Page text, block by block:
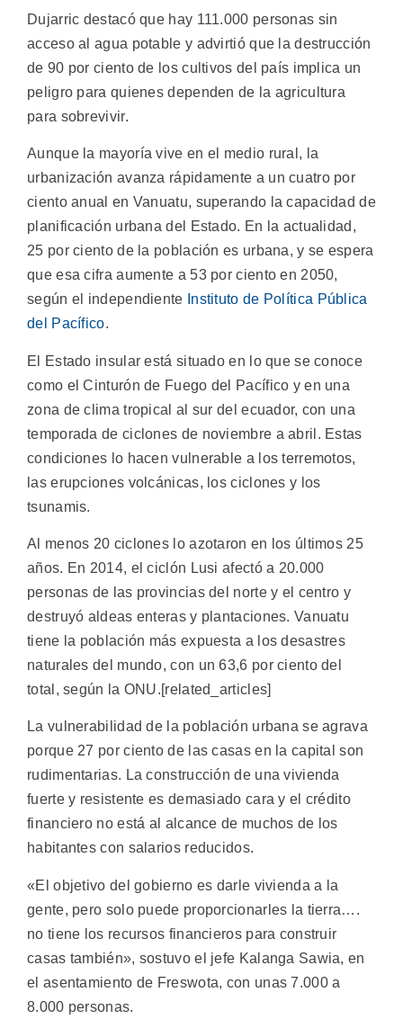
Dujarric destacó que hay 111.000 personas sin
acceso al agua potable y advirtió que la destrucción
de 90 por ciento de los cultivos del país implica un
peligro para quienes dependen de la agricultura
para sobrevivir.
Aunque la mayoría vive en el medio rural, la
urbanización avanza rápidamente a un cuatro por
ciento anual en Vanuatu, superando la capacidad de
planificación urbana del Estado. En la actualidad,
25 por ciento de la población es urbana, y se espera
que esa cifra aumente a 53 por ciento en 2050,
según el independiente Instituto de Política Pública
del Pacífico.
El Estado insular está situado en lo que se conoce
como el Cinturón de Fuego del Pacífico y en una
zona de clima tropical al sur del ecuador, con una
temporada de ciclones de noviembre a abril. Estas
condiciones lo hacen vulnerable a los terremotos,
las erupciones volcánicas, los ciclones y los
tsunamis.
Al menos 20 ciclones lo azotaron en los últimos 25
años. En 2014, el ciclón Lusi afectó a 20.000
personas de las provincias del norte y el centro y
destruyó aldeas enteras y plantaciones. Vanuatu
tiene la población más expuesta a los desastres
naturales del mundo, con un 63,6 por ciento del
total, según la ONU.[related_articles]
La vulnerabilidad de la población urbana se agrava
porque 27 por ciento de las casas en la capital son
rudimentarias. La construcción de una vivienda
fuerte y resistente es demasiado cara y el crédito
financiero no está al alcance de muchos de los
habitantes con salarios reducidos.
«El objetivo del gobierno es darle vivienda a la
gente, pero solo puede proporcionarles la tierra….
no tiene los recursos financieros para construir
casas también», sostuvo el jefe Kalanga Sawia, en
el asentamiento de Freswota, con unas 7.000 a
8.000 personas.